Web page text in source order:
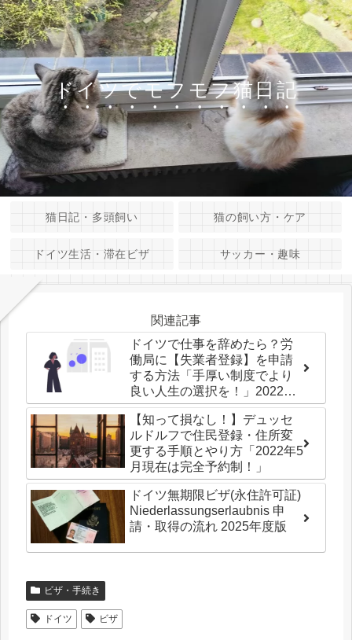
ドイツでモフモフ猫日記
猫日記・多頭飼い 猫の飼い方・ケア
ドイツ生活・滞在ビザ サッカー・趣味
関連記事
ドイツで仕事を辞めたら？労
働局に【失業者登録】を申請
する方法「手厚い制度でより
良い人生の選択を！」2022年
版
【知って損なし！】デュッセ
ルドルフで住民登録・住所変
更する手順とやり方「2022年5
月現在は完全予約制！」
ドイツ無期限ビザ(永住許可証)
Niederlassungserlaubnis 申
請・取得の流れ 2025年度版
ビザ・手続き
ドイツ ビザ